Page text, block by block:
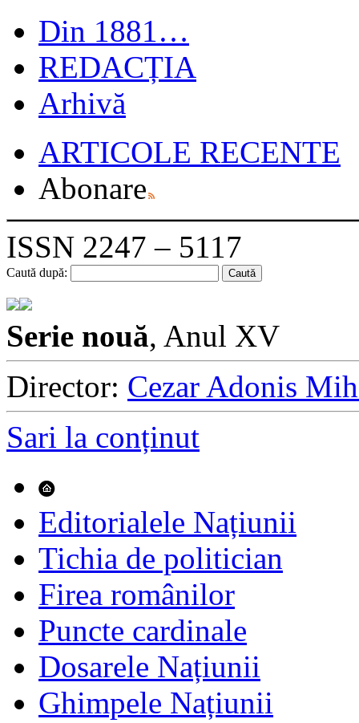
Din 1881…
REDACȚIA
Arhivă
ARTICOLE RECENTE
Abonare
ISSN 2247 – 5117
Caută după:
Serie nouă, Anul XV
Director: Cezar Adonis
Sari la conținut
Editorialele Națiunii
Tichia de politician
Firea românilor
Puncte cardinale
Dosarele Națiunii
Ghimpele Națiunii